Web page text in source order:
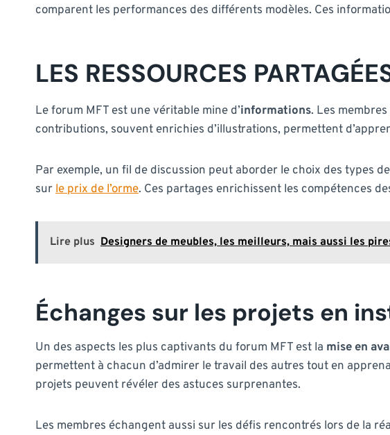
comparent les performances des différents modèles. Ces
LES RESSOURCES
Le forum MFT est une véritable mine d’informations. Les
contributions, souvent enrichies d’illustrations, permettent
Par exemple, un fil de discussion peut aborder le choix des types
surle prix de l’orme. Ces partages enrichissent les compétences
Lire plus Designers de meubles, les meilleurs, mais aussi les
Échanges sur les projets en
Un des aspects les plus captivants du forum MFT est la mise en
permettent à chacun d’admirer le travail des autres tout en
projets peuvent révéler des astuces surprenantes.
Les membres échangent aussi sur les défis rencontrés lors de la